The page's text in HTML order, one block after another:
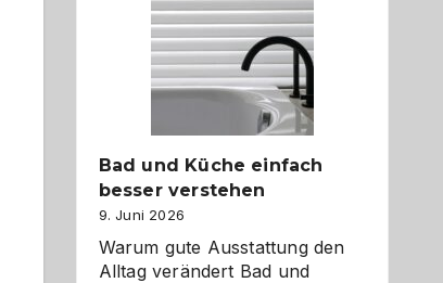
Bad und Küche einfach
besser verstehen
9. Juni 2026
Warum gute Ausstattung den
Alltag verändert Bad und